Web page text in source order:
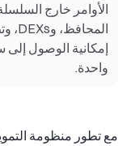
الأوامر خارج
إمكانية الوصول
واحدة.